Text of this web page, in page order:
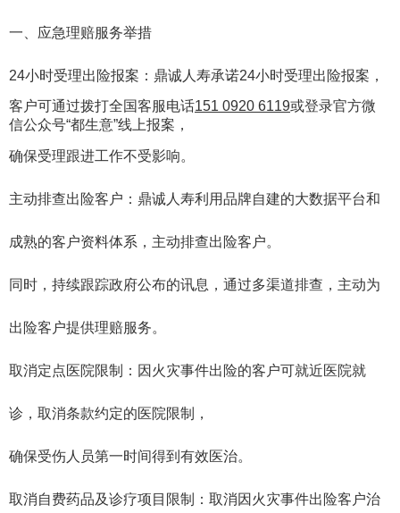
一、应急理赔服务举措
24小时受理出险报案‌：鼎诚人寿承诺24小时受理出险报案，
客户可通过拨打全国客服电话151 0920 6119或登录官方微
信公众号“都生意”线上报案，
确保受理跟进工作不受影响。
主动排查出险客户‌：鼎诚人寿利用品牌自建的大数据平台和
成熟的客户资料体系，主动排查出险客户。
同时，持续跟踪政府公布的讯息，通过多渠道排查，主动为
出险客户提供理赔服务。
取消定点医院限制‌：因火灾事件出险的客户可就近医院就
诊，取消条款约定的医院限制，
确保受伤人员第一时间得到有效医治。
取消自费药品及诊疗项目限制‌：取消因火灾事件出险客户治